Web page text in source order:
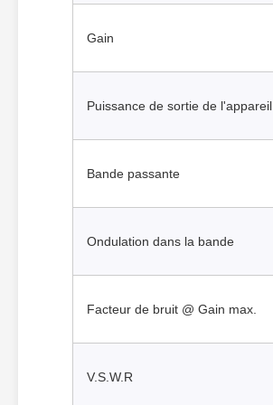
Gain
Puissance de sortie de l'appareil
Bande passante
Ondulation dans la bande
Facteur de bruit @ Gain max.
V.S.W.R